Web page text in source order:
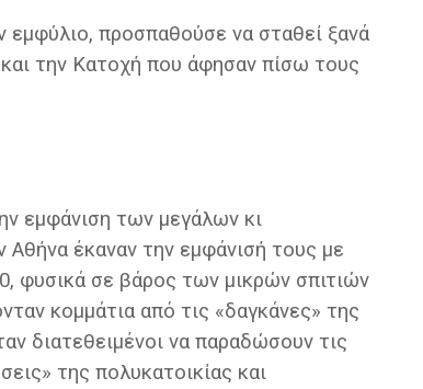
εμφύλιο, προσπαθούσε να σταθεί ξανά
την Κατοχή που άφησαν πίσω τους
εμφάνιση των μεγάλων κι
Αθήνα έκαναν την εμφάνισή τους με
φυσικά σε βάρος των μικρών σπιτιών
κομμάτια από τις «δαγκάνες» της
διατεθειμένοι να παραδώσουν τις
της πολυκατοικίας και